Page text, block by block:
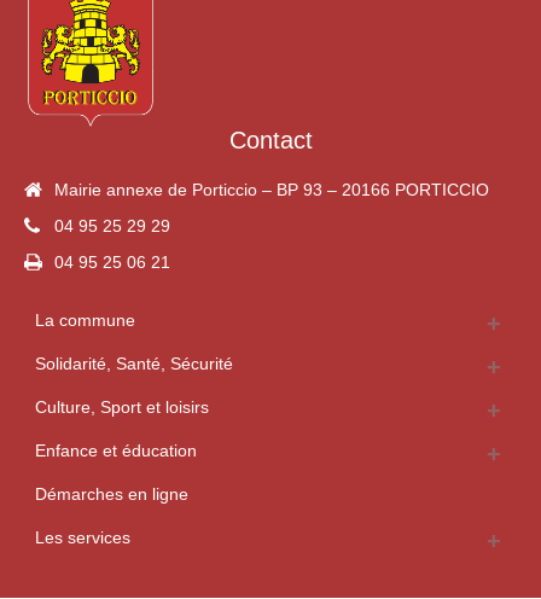
Contact
Mairie annexe de Porticcio – BP 93 – 20166 PORTICCIO
04 95 25 29 29
04 95 25 06 21
La commune
Solidarité, Santé, Sécurité
Culture, Sport et loisirs
Enfance et éducation
Démarches en ligne
Les services